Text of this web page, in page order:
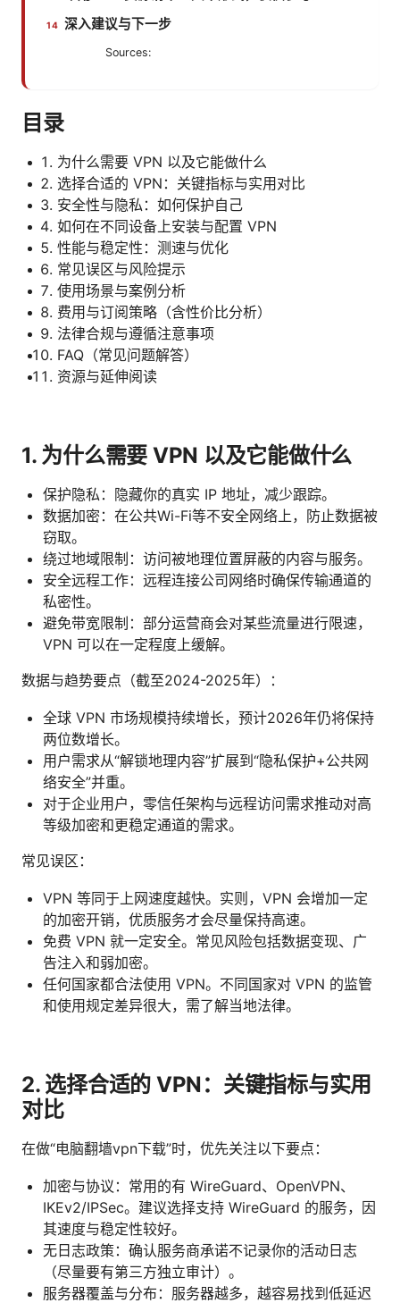
深入建议与下一步
Sources:
目录
为什么需要 VPN 以及它能做什么
选择合适的 VPN：关键指标与实用对比
安全性与隐私：如何保护自己
如何在不同设备上安装与配置 VPN
性能与稳定性：测速与优化
常见误区与风险提示
使用场景与案例分析
费用与订阅策略（含性价比分析）
法律合规与遵循注意事项
FAQ（常见问题解答）
资源与延伸阅读
1. 为什么需要 VPN 以及它能做什么
保护隐私：隐藏你的真实 IP 地址，减少跟踪。
数据加密：在公共Wi-Fi等不安全网络上，防止数据被
窃取。
绕过地域限制：访问被地理位置屏蔽的内容与服务。
安全远程工作：远程连接公司网络时确保传输通道的
私密性。
避免带宽限制：部分运营商会对某些流量进行限速，
VPN 可以在一定程度上缓解。
数据与趋势要点（截至2024-2025年）：
全球 VPN 市场规模持续增长，预计2026年仍将保持
两位数增长。
用户需求从“解锁地理内容”扩展到“隐私保护+公共网
络安全”并重。
对于企业用户，零信任架构与远程访问需求推动对高
等级加密和更稳定通道的需求。
常见误区：
VPN 等同于上网速度越快。实则，VPN 会增加一定
的加密开销，优质服务才会尽量保持高速。
免费 VPN 就一定安全。常见风险包括数据变现、广
告注入和弱加密。
任何国家都合法使用 VPN。不同国家对 VPN 的监管
和使用规定差异很大，需了解当地法律。
2. 选择合适的 VPN：关键指标与实用
对比
在做“电脑翻墙vpn下载”时，优先关注以下要点：
加密与协议：常用的有 WireGuard、OpenVPN、
IKEv2/IPSec。建议选择支持 WireGuard 的服务，因
其速度与稳定性较好。
无日志政策：确认服务商承诺不记录你的活动日志
（尽量要有第三方独立审计）。
服务器覆盖与分布：服务器越多，越容易找到低延迟